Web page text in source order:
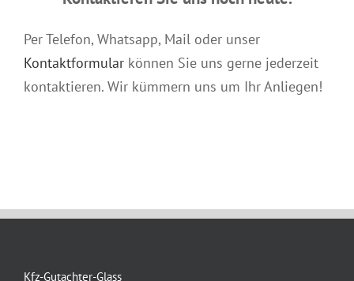
Per Telefon, Whatsapp, Mail oder unser
Kontaktformular können Sie uns gerne jederzeit
kontaktieren. Wir kümmern uns um Ihr Anliegen!
Kfz-Gutachter-Glass